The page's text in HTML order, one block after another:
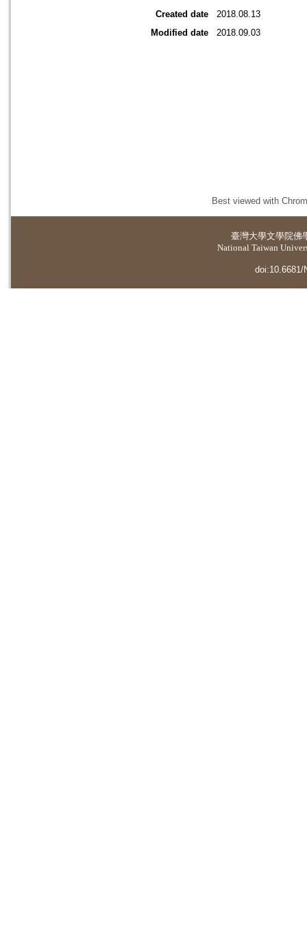
Created date
2018.08.13
Modified date
2018.09.03
Best viewed with
臺灣大學文學院佛
National Taiwan
doi:10.6681/